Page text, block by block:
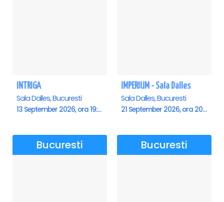
INTRIGA
Sala Dalles, Bucuresti
13 September 2026, ora 19:00
IMPERIUM - Sala Dalles
Sala Dalles, Bucuresti
21 September 2026, ora 20:00
Bucuresti Bucuresti